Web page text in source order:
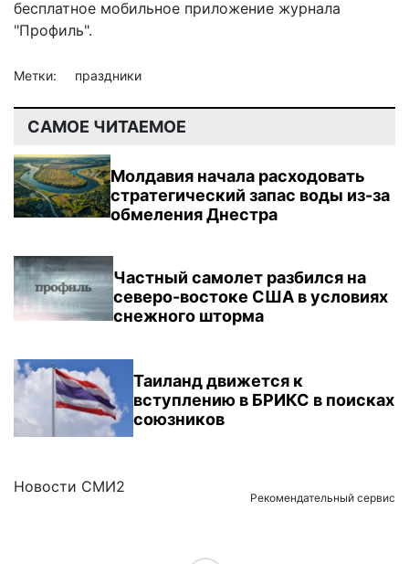
бесплатное мобильное приложение журнала
"Профиль".
Метки: праздники
САМОЕ ЧИТАЕМОЕ
Молдавия начала расходовать
стратегический запас воды из-за
обмеления Днестра
Частный самолет разбился на
северо-востоке США в условиях
снежного шторма
Таиланд движется к
вступлению в БРИКС в поисках
союзников
Новости СМИ2
Рекомендательный сервис